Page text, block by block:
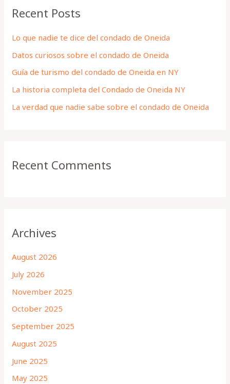
c
f
o
r
:
Recent Posts
Lo que nadie te dice del condado de Oneida
Datos curiosos sobre el condado de Oneida
Guía de turismo del condado de Oneida en NY
La historia completa del Condado de Oneida NY
La verdad que nadie sabe sobre el condado de Oneida
Recent Comments
Archives
August 2026
July 2026
November 2025
October 2025
September 2025
August 2025
June 2025
May 2025